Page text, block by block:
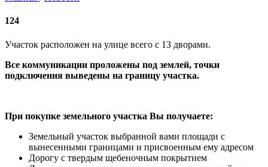
124
Участок расположен на улице всего с 13 дворами.
Все коммуникации проложены под землей, точки
подключения выведены на границу участка.
При покупке земельного участка Вы получаете:
Земельный участок выбранной вами площади с
вынесенными границами и присвоенным ему адресом
Дорогу с твердым щебеночным покрытием